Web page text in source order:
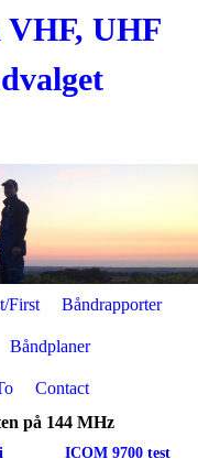
VHF, UHF
First Båndrapporter
Båndplaner
Contact
på 144 MHz
ICOM 9700 test